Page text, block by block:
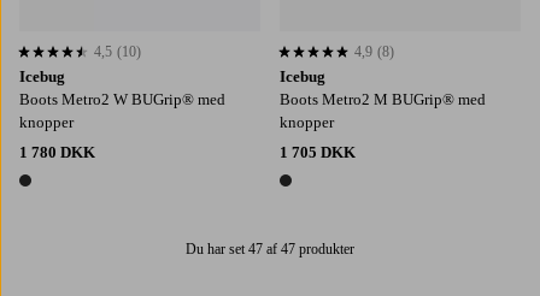
Icebug
Boots Metro2 W BUGrip® med
knopper
1 780 DKK
1 farve
4,5 baseret på 10 bedømmelser
4,5 (10)
Icebug
Boots Metro2 M BUGrip® med
knopper
1 705 DKK
1 farve
4,9 baseret på 8 bedømmelser
4,9 (8)
Du har set 47 af 47 produkter